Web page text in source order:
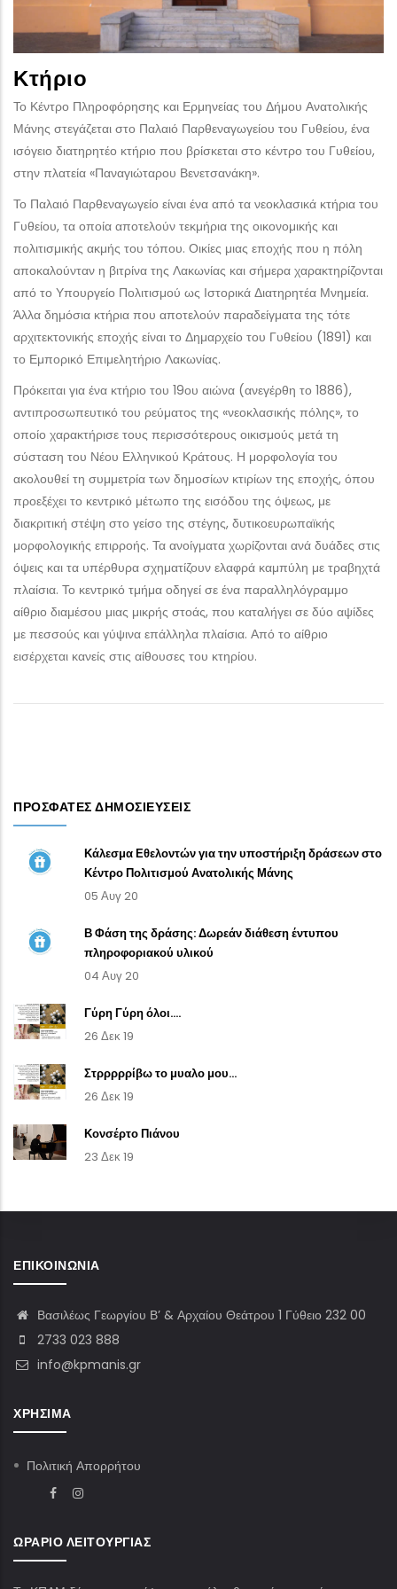
Κτήριο
Το Κέντρο Πληροφόρησης και Ερμηνείας του Δήμου Ανατολικής
Μάνης στεγάζεται στο Παλαιό Παρθεναγωγείου του Γυθείου, ένα
ισόγειο διατηρητέο κτήριο που βρίσκεται στο κέντρο του Γυθείου,
στην πλατεία «Παναγιώταρου Βενετσανάκη».
Το Παλαιό Παρθεναγωγείο είναι ένα από τα νεοκλασικά κτήρια του
Γυθείου, τα οποία αποτελούν τεκμήρια της οικονομικής και
πολιτισμικής ακμής του τόπου. Οικίες μιας εποχής που η πόλη
αποκαλούνταν η βιτρίνα της Λακωνίας και σήμερα χαρακτηρίζονται
από το Υπουργείο Πολιτισμού ως Ιστορικά Διατηρητέα Μνημεία.
Άλλα δημόσια κτήρια που αποτελούν παραδείγματα της τότε
αρχιτεκτονικής εποχής είναι το Δημαρχείο του Γυθείου (1891) και
το Εμπορικό Επιμελητήριο Λακωνίας.
Πρόκειται για ένα κτήριο του 19ου αιώνα (ανεγέρθη το 1886),
αντιπροσωπευτικό του ρεύματος της «νεοκλασικής πόλης», το
οποίο χαρακτήρισε τους περισσότερους οικισμούς μετά τη
σύσταση του Νέου Ελληνικού Κράτους. Η μορφολογία του
ακολουθεί τη συμμετρία των δημοσίων κτιρίων της εποχής, όπου
προεξέχει το κεντρικό μέτωπο της εισόδου της όψεως, με
διακριτική στέψη στο γείσο της στέγης, δυτικοευρωπαϊκής
μορφολογικής επιρροής. Τα ανοίγματα χωρίζονται ανά δυάδες στις
όψεις και τα υπέρθυρα σχηματίζουν ελαφρά καμπύλη με τραβηχτά
πλαίσια. Το κεντρικό τμήμα οδηγεί σε ένα παραλληλόγραμμο
αίθριο διαμέσου μιας μικρής στοάς, που καταλήγει σε δύο αψίδες
με πεσσούς και γύψινα επάλληλα πλαίσια. Από το αίθριο
εισέρχεται κανείς στις αίθουσες του κτηρίου.
ΠΡΌΣΦΑΤΕΣ ΔΗΜΟΣΙΕΎΣΕΙΣ
Κάλεσμα Εθελοντών για την υποστήριξη δράσεων στο
Κέντρο Πολιτισμού Ανατολικής Μάνης
05 Αυγ 20
Β Φάση της δράσης: Δωρεάν διάθεση έντυπου
πληροφοριακού υλικού
04 Αυγ 20
Γύρη Γύρη όλοι....
26 Δεκ 19
Στρρρρρίβω το μυαλο μου...
26 Δεκ 19
Κονσέρτο Πιάνου
23 Δεκ 19
ΕΠΙΚΟΙΝΩΝΊΑ
Βασιλέως Γεωργίου Β’ & Αρχαίου Θεάτρου 1 Γύθειο 232 00
2733 023 888
info@kpmanis.gr
ΧΡΉΣΙΜΑ
Πολιτική Απορρήτου
ΩΡΆΡΙΟ ΛΕΙΤΟΥΡΓΊΑΣ